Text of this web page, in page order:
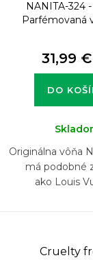
NANITA-324
Parfémovaná
31,99 €
DO
Originálna vôňa
má podobné
ako Louis
Cruelty